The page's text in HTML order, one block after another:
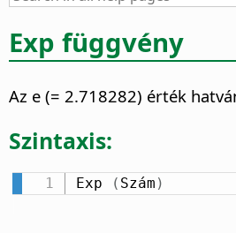
Exp függvény
Az e (= 2.718282) érték
Szintaxis:
Exp ( Szám )